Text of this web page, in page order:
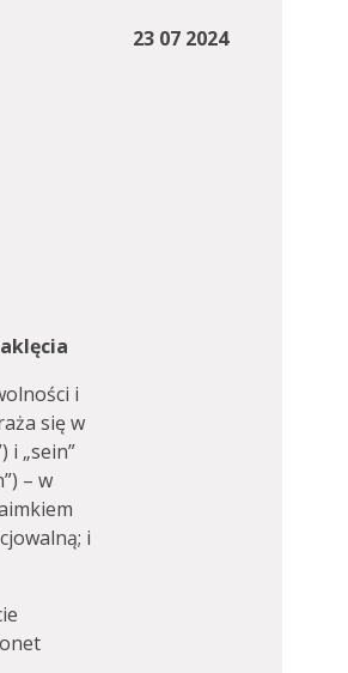
23 07 2024
i
się w
i „sein”
– w
i